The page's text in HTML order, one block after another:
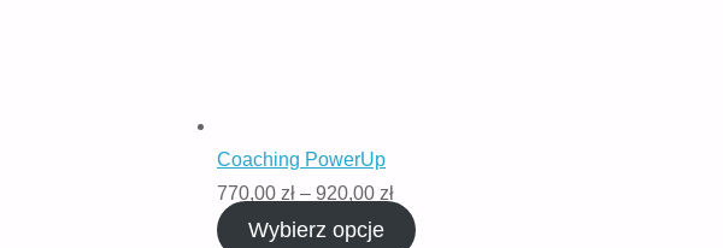
Coaching PowerUp
770,00 zł – 920,00 złZakres
cen:
Wybierz opcje